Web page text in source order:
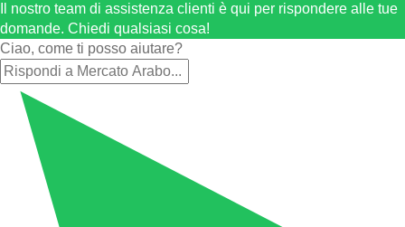
Il nostro team di assistenza clienti è qui per rispondere alle tue
domande. Chiedi qualsiasi cosa!
Ciao, come ti posso aiutare?